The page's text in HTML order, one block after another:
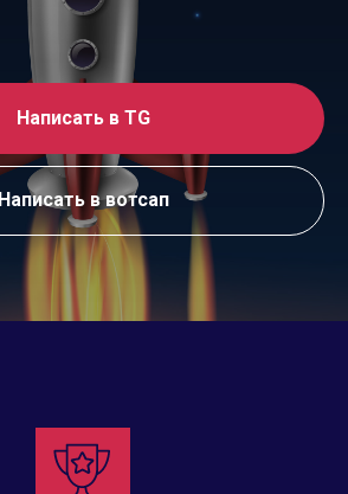
Написать в TG
Написать в вотсап